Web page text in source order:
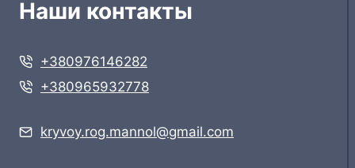
Наши контакты
+380976146282
+380965932778
kryvoy.rog.mannol@gmail.com